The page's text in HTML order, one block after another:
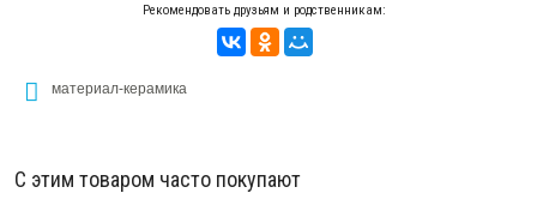
материал-керамика
Рекомендовать друзьям и родственникам:
С этим товаром часто покупают